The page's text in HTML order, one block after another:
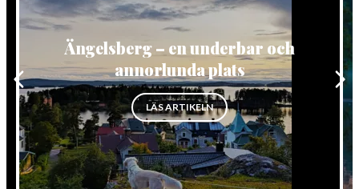
Ängelsberg – en underbar och
annorlunda plats
LÄS ARTIKELN”ÄNGELSBERG – EN